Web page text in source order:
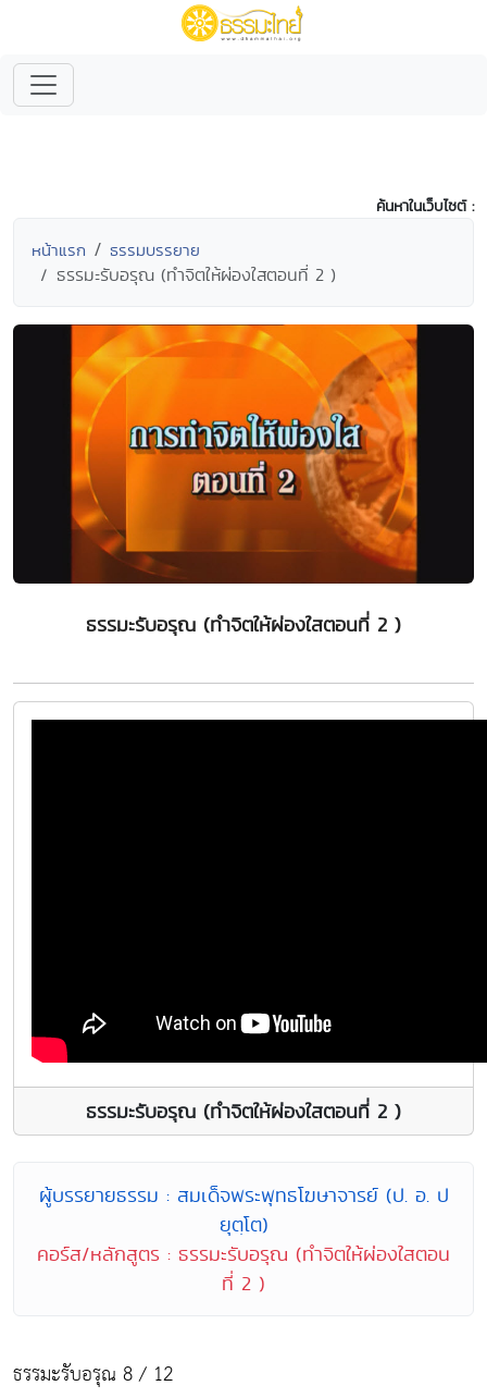
ค้นหาในเว็บไซต์ :
หน้าแรก ธรรมบรรยาย
ธรรมะรับอรุณ (ทำจิตให้ผ่องใสตอนที่ 2 )
ธรรมะรับอรุณ (ทำจิตให้ผ่องใสตอนที่ 2 )
ธรรมะรับอรุณ (ทำจิตให้ผ่องใสตอนที่ 2 )
ผู้บรรยายธรรม : สมเด็จพระพุทธโฆษาจารย์ (ป. อ. ป
ยุตฺโต)
คอร์ส/หลักสูตร : ธรรมะรับอรุณ (ทำจิตให้ผ่องใสตอน
ที่ 2 )
ธรรมะรับอรุณ 8 / 12